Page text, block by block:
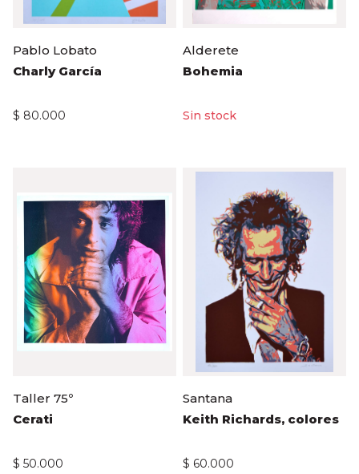
Pablo Lobato
Charly García
$ 80.000
Alderete
Bohemia
Taller 75º
Cerati
$ 50.000
Santana
Keith Richards, colores
$ 60.000